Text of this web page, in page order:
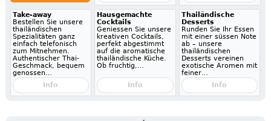
Take-away
Bestellen Sie unsere
thailändischen
Spezialitäten ganz
einfach telefonisch
zum Mitnehmen.
Authentischer Thai-
Geschmack, bequem
genossen…
Info
Hausgemachte
Cocktails
Geniessen Sie unsere
kreativen Cocktails,
perfekt abgestimmt
auf die aromatische
thailändische Küche.
Ob fruchtig,…
Info
Thailändische
Desserts
Runden Sie Ihr Essen
mit einer süssen Note
ab – unsere
thailändischen
Desserts vereinen
exotische Aromen mit
feiner…
Info